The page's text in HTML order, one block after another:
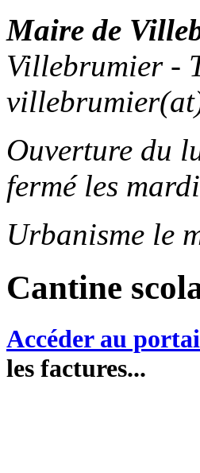
Maire de
Villebrumier -
Ouverture du
fermé les
Urbanisme le
Cantine
Accéder au
les factures...